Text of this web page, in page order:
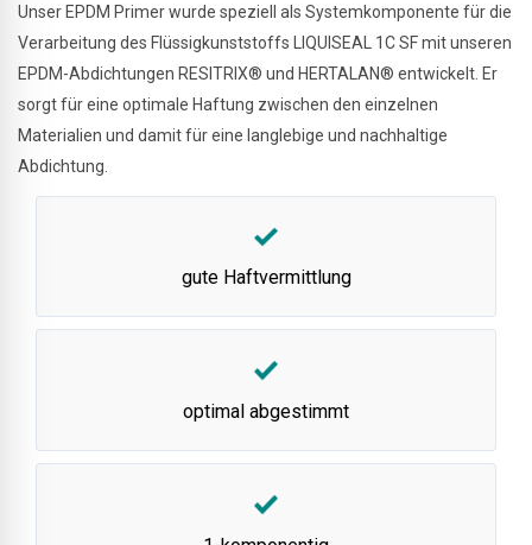
Unser EPDM Primer wurde speziell als Systemkomponente für die
Verarbeitung des Flüssigkunststoffs LIQUISEAL 1C SF mit unseren
EPDM-Abdichtungen RESITRIX® und HERTALAN® entwickelt. Er
sorgt für eine optimale Haftung zwischen den einzelnen
Materialien und damit für eine langlebige und nachhaltige
Abdichtung.
gute Haftvermittlung
optimal abgestimmt